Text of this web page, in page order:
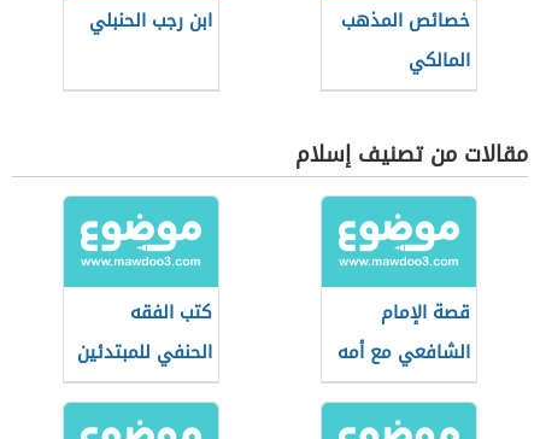
خصائص المذهب
المالكي
ابن رجب الحنبلي
مقالات من تصنيف إسلام
قصة الإمام
الشافعي مع أمه
كتب الفقه
الحنفي للمبتدئين